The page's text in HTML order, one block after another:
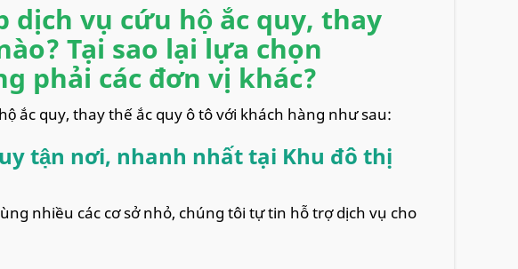
dịch vụ cứu hộ ắc quy, thay
Tại sao lại lựa chọn
phải các đơn vị khác?
ắc quy, thay thế ắc quy ô tô với khách hàng như sau:
tận nơi, nhanh nhất tại Khu đô thị
nhiều các cơ sở nhỏ, chúng tôi tự tin hỗ trợ dịch vụ cho